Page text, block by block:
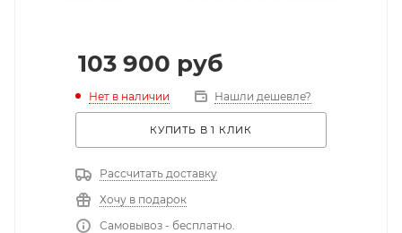
103 900 руб
Нет в наличии Нашли дешевле?
КУПИТЬ В 1 КЛИК
Рассчитать доставку
Хочу в подарок
Самовывоз - бесплатно.